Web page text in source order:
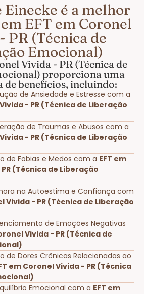
Einecke é a melhor
EFT em Coronel
PR (Técnica de
Emocional)
Vivida - PR (Técnica de
proporciona uma
de benefícios, incluindo:
de Ansiedade e Estresse com a
- PR (Técnica de Liberação
de Traumas e Abusos com a
- PR (Técnica de Liberação
de Fobias e Medos com a EFT em
(Técnica de Liberação
na Autoestima e Confiança com
Vivida - PR (Técnica de Liberação
de Emoções Negativas
Vivida - PR (Técnica de
de Dores Crônicas Relacionadas ao
em Coronel Vivida - PR (Técnica
Emocional com a EFT em